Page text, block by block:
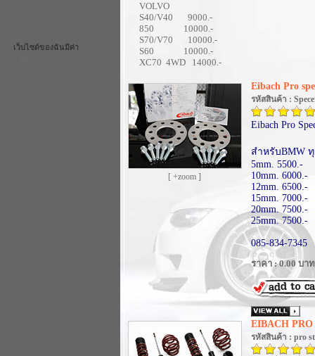
เว็บไซด์ของฉันมีค่า
VOLVO
S40/V40 9000.-
850 10000.-
S70/V70 10000.-
S60 10000.-
XC70 4WD 14000.-
[ +zoom ]
Eibach Pro
รหัสสินค้า :
Eibach Pro
สำหรับBMW
5mm. 5500.-
10mm. 6000.-
12mm. 6500.-
15mm. 7000.-
20mm. 7500.-
25mm. 7500.-
085-834-7345
ราคา : 0.00 บาท
EIBACH PRO
รหัสสินค้า : pro